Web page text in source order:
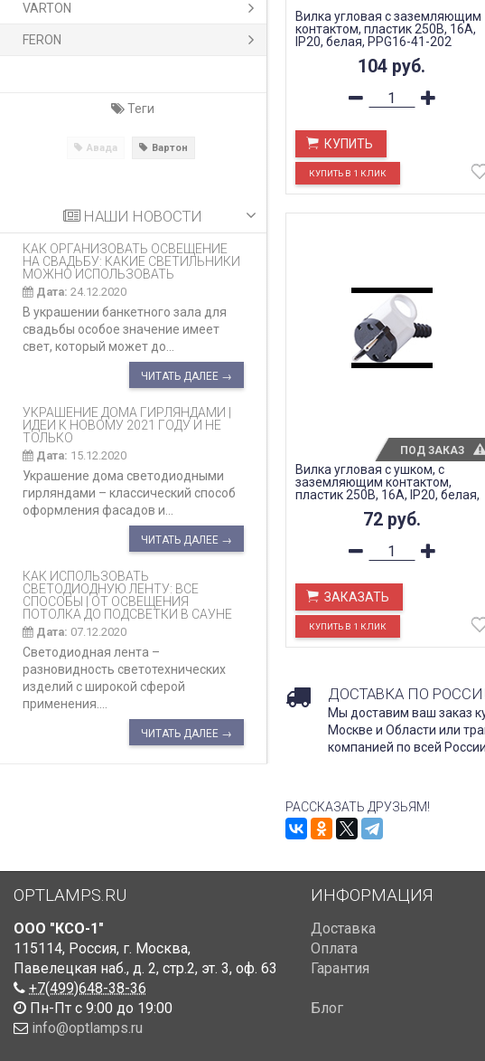
VARTON
FERON
Теги
Авада Вартон
НАШИ НОВОСТИ
КАК ОРГАНИЗОВАТЬ ОСВЕЩЕНИЕ
НА СВАДЬБУ: КАКИЕ СВЕТИЛЬНИКИ
МОЖНО ИСПОЛЬЗОВАТЬ
Дата: 24.12.2020
В украшении банкетного зала для
свадьбы особое значение имеет
свет, который может до...
ЧИТАТЬ ДАЛЕЕ →
УКРАШЕНИЕ ДОМА ГИРЛЯНДАМИ |
ИДЕИ К НОВОМУ 2021 ГОДУ И НЕ
ТОЛЬКО
Дата: 15.12.2020
Украшение дома светодиодными
гирляндами – классический способ
оформления фасадов и...
ЧИТАТЬ ДАЛЕЕ →
КАК ИСПОЛЬЗОВАТЬ
СВЕТОДИОДНУЮ ЛЕНТУ: ВСЕ
СПОСОБЫ | ОТ ОСВЕЩЕНИЯ
ПОТОЛКА ДО ПОДСВЕТКИ В САУНЕ
Дата: 07.12.2020
Светодиодная лента –
разновидность светотехнических
изделий с широкой сферой
применения....
ЧИТАТЬ ДАЛЕЕ →
Вилка угловая с заземляющим
контактом, пластик 250В, 16A,
IP20, белая, PPG16-41-202
104 руб.
КУПИТЬ
Вилка угловая с ушком, с
заземляющим контактом,
пластик 250В, 16A, IP20, белая,
72 руб.
ЗАКАЗАТЬ
ПОД ЗАКАЗ
ДОСТАВКА ПО
Мы доставим ваш заказ
Москве и Области или
компанией по всей России.
РАССКАЗАТЬ ДРУЗЬЯМ!
OPTLAMPS.RU
ООО "КСО-1"
115114, Россия, г. Москва,
Павелецкая наб., д. 2, стр.2, эт. 3, оф. 63
+7(499)648-38-36
Пн-Пт с 9:00 до 19:00
info@optlamps.ru
ИНФОРМАЦИЯ
Доставка
Оплата
Гарантия
Блог